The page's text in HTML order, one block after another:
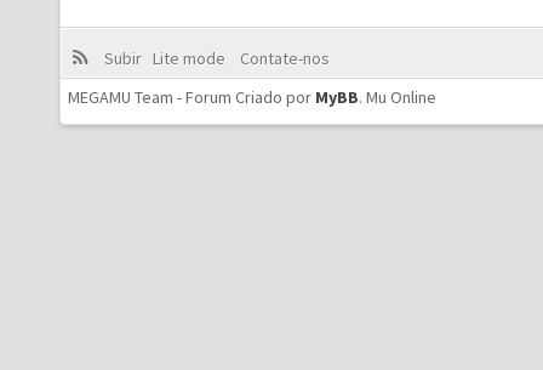
Subir Lite mode
Contate-nos
MEGAMU Team - Forum Criado por MyBB. Mu Online